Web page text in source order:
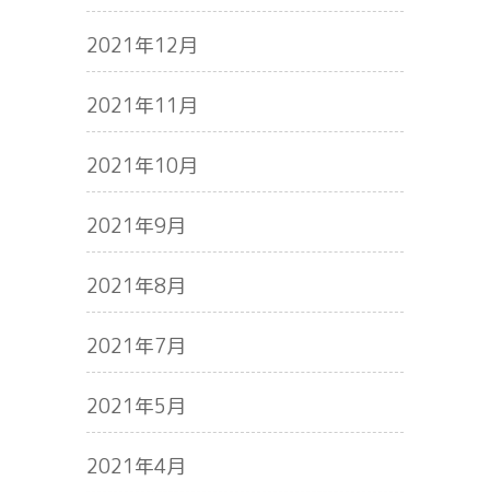
2021年12月
2021年11月
2021年10月
2021年9月
2021年8月
2021年7月
2021年5月
2021年4月